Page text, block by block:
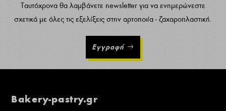
Ταυτόχρονα θα λαμβάνετε newsletter για να ενημερώνεστε
σχετικά με όλες τις εξελίξεις στην αρτοποιία - ζαχαροπλαστική.
Εγγραφή
Bakery-pastry.gr